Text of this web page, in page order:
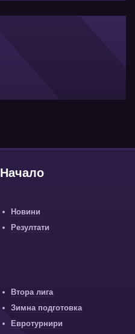
Начало
Новини
Резултати
Втора лига
Зимна подготовка
Евротурнири